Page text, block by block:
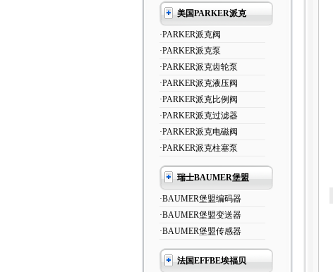
美国PARKER派克
·PARKER派克阀
·PARKER派克泵
·PARKER派克齿轮泵
·PARKER派克液压阀
·PARKER派克比例阀
·PARKER派克过滤器
·PARKER派克电磁阀
·PARKER派克柱塞泵
瑞士BAUMER堡盟
·BAUMER堡盟编码器
·BAUMER堡盟变送器
·BAUMER堡盟传感器
法国EFFBE埃福贝